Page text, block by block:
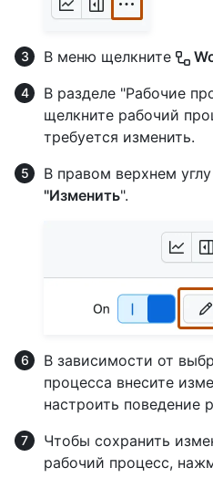
В меню щелкните
В разделе "Рабочие
щелкните рабочий
требуется изменить.
В правом верхнем
"Изменить".
В зависимости от
процесса внесите
настроить поведение
Чтобы сохранить
рабочий процесс,